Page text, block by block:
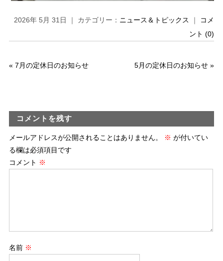
2026年 5月 31日 ｜ カテゴリー： ニュース＆トピックス ｜
コメ
ント (0)
« 7月の定休日のお知らせ 5月の定休日のお知らせ »
コメントを残す
メールアドレスが公開されることはありません。 ※ が付いてい
る欄は必須項目です
コメント ※
名前 ※